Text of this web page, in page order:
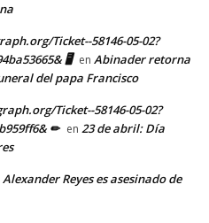
Ticket--58146-05-02?
🖥 en Abinader retorna
del papa Francisco
Ticket--58146-05-02?
✏ en 23 de abril: Día
Alexander Reyes es asesinado de